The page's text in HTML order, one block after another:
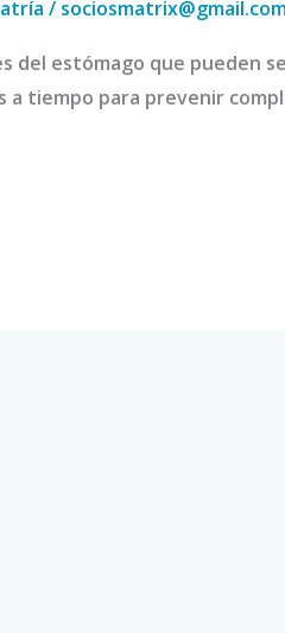
/
del estómago que pueden
a tiempo para prevenir